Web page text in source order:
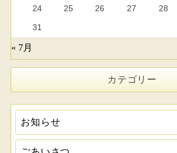
24
25 26 27 28
31
« 7月
カテゴリー
お知らせ